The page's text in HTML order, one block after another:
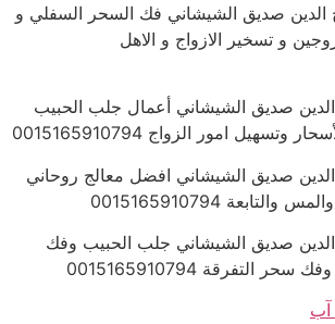
الدين صديق الشيشاني فك السحر السفلي و
و تسخير الازواج و الاهل
الدين صديق الشيشاني أعمال جلب الحبيب
امور الزواج 0015165910794
الدين صديق الشيشاني افضل معالج روحاني
0015165910794
الدين صديق الشيشاني جلب الحبيب وفك
التفرقة 0015165910794